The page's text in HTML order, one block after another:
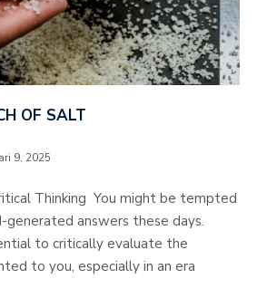
OF SALT
9, 2025
Thinking You might be tempted
answers these days.
to critically evaluate the
to you, especially in an era